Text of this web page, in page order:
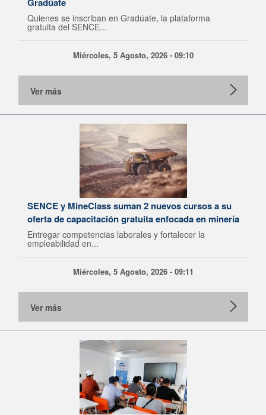
Quienes se inscriban en Gradúate, la plataforma
gratuita del SENCE...
Miércoles, 5 Agosto, 2026 - 09:10
Ver más
SENCE y MineClass suman 2 nuevos cursos a su
oferta de capacitación gratuita enfocada en minería
Entregar competencias laborales y fortalecer la
empleabilidad en...
Miércoles, 5 Agosto, 2026 - 09:11
Ver más